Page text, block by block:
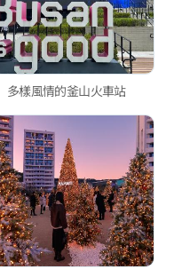
多樣風情的釜山火車站